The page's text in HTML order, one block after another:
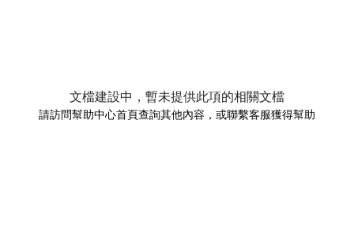
文檔建設中，暫未提供此項的相關文檔
請訪問幫助中心首頁查詢其他內容，或聯繫客服獲得幫助